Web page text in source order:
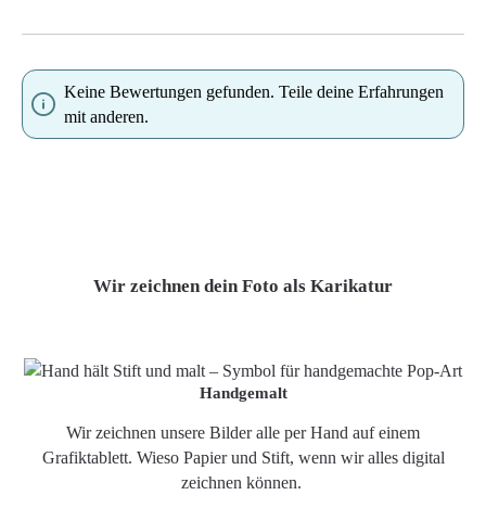
Keine Bewertungen gefunden. Teile deine Erfahrungen
mit anderen.
Wir zeichnen dein Foto als Karikatur
Handgemalt
Wir zeichnen unsere Bilder alle per Hand auf einem
Grafiktablett. Wieso Papier und Stift, wenn wir alles digital
zeichnen können.